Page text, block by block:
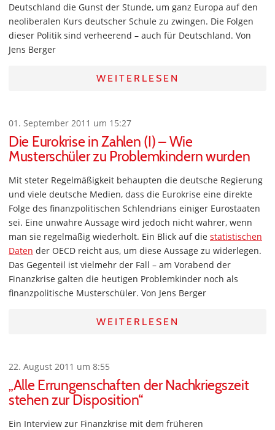
Deutschland die Gunst der Stunde, um ganz Europa auf den
neoliberalen Kurs deutscher Schule zu zwingen. Die Folgen
dieser Politik sind verheerend – auch für Deutschland. Von
Jens Berger
WEITERLESEN
01. September 2011 um 15:27
Die Eurokrise in Zahlen (I) – Wie
Musterschüler zu Problemkindern wurden
Mit steter Regelmäßigkeit behaupten die deutsche Regierung
und viele deutsche Medien, dass die Eurokrise eine direkte
Folge des finanzpolitischen Schlendrians einiger Eurostaaten
sei. Eine unwahre Aussage wird jedoch nicht wahrer, wenn
man sie regelmäßig wiederholt. Ein Blick auf die statistischen
Daten der OECD reicht aus, um diese Aussage zu widerlegen.
Das Gegenteil ist vielmehr der Fall – am Vorabend der
Finanzkrise galten die heutigen Problemkinder noch als
finanzpolitische Musterschüler. Von Jens Berger
WEITERLESEN
22. August 2011 um 8:55
„Alle Errungenschaften der Nachkriegszeit
stehen zur Disposition“
Ein Interview zur Finanzkrise mit dem früheren